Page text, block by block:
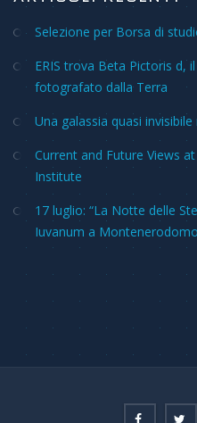
Selezione per Borsa di
ERIS trova Beta Pictoris d,
fotografato dalla Terra
Una galassia quasi invisibile
Current and Future Views
Institute
17 luglio: “La Notte delle
Iuvanum a Montenerodomo